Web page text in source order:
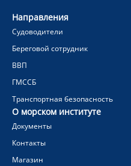
Направления
Судоводители
Береговой сотрудник
ВВП
ГМССБ
Транспортная безопасность
О морском институте
Документы
Контакты
Магазин